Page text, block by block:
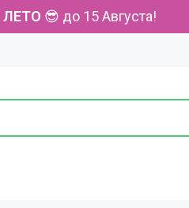
ЛЕТО 😎 до 15 Августа!